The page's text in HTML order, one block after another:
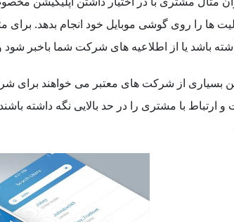
ها را روی گوشی موبایل خود انجام بدهد.
باشد یا از اطلاعیه های شرکت شما باخبر شود
این بسیاری از شرکت های معتبر می خواهند برای
ارتباط با مشتری را در حد بالایی نگه داشته